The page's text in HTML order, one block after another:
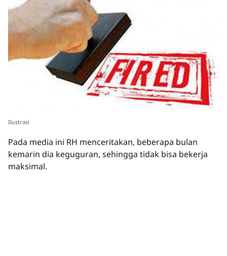
Ilustrasi
Pada media ini RH menceritakan, beberapa bulan
kemarin dia keguguran, sehingga tidak bisa bekerja
maksimal.